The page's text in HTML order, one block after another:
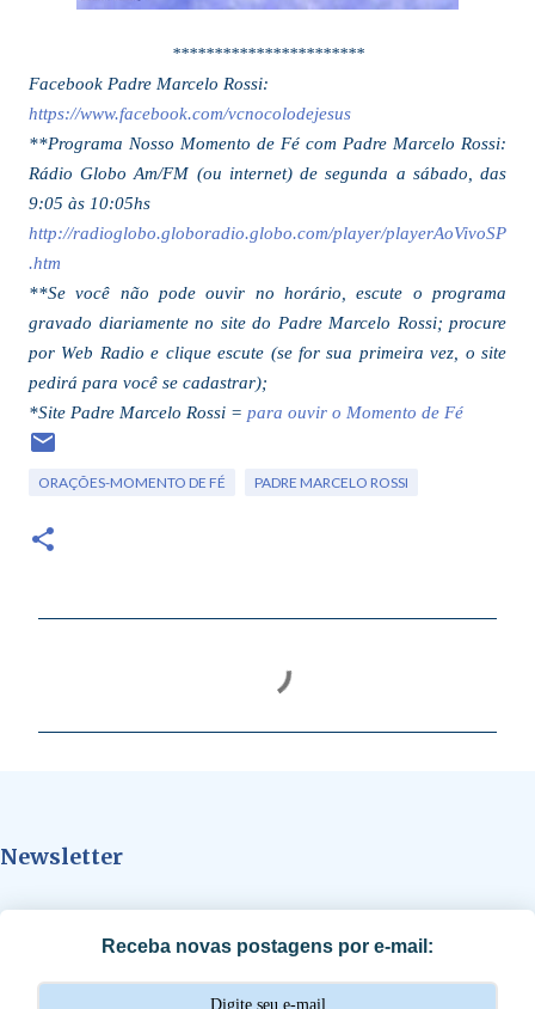
***********************
Facebook Padre Marcelo Rossi:
https://www.facebook.com/vcnocolodejesus
**Programa Nosso Momento de Fé com Padre Marcelo Rossi:
Rádio Globo Am/FM (ou internet) de segunda a sábado, das
9:05 às 10:05hs
http://radioglobo.globoradio.globo.com/player/playerAoVivoSP
.htm
**Se você não pode ouvir no horário, escute o programa
gravado diariamente no site do Padre Marcelo Rossi; procure
por Web Radio e cliqueescute (se for sua primeira vez, o site
pedirá para você se cadastrar);
*Site Padre Marcelo Rossi = para ouvir o Momento de Fé
ORAÇÕES-MOMENTO DE FÉ PADRE MARCELO ROSSI
á
s
Newsletter
Receba novas postagens por e-mail: